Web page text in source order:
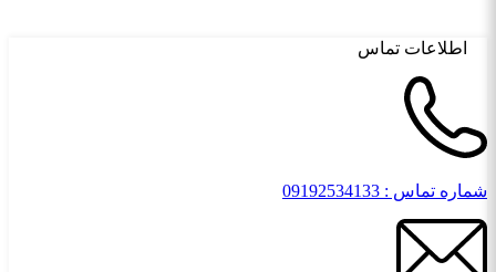
اطلاعات تماس
شماره تماس : 09192534133